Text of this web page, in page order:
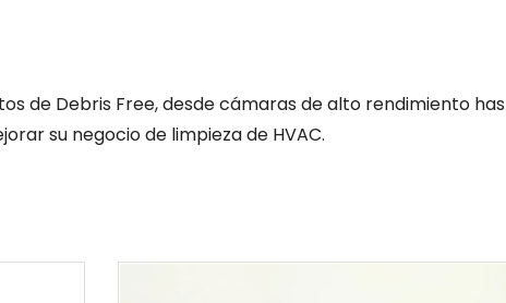
de Debris Free, desde cámaras de alto rendimiento
su negocio de limpieza de HVAC.